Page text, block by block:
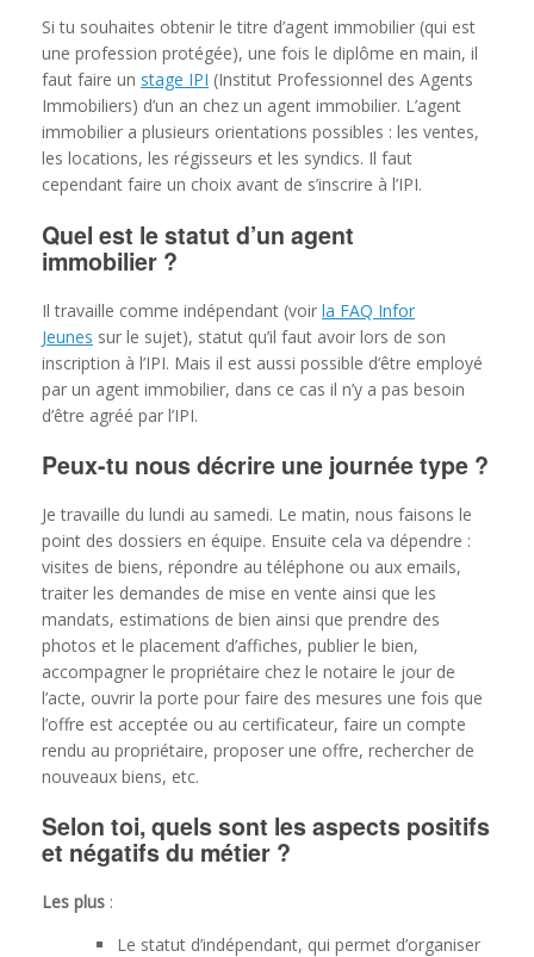
Si tu souhaites obtenir le titre d’agent immobilier (qui est
une profession protégée), une fois le diplôme en main, il
faut faire un stage IPI (Institut Professionnel des Agents
Immobiliers) d’un an chez un agent immobilier. L’agent
immobilier a plusieurs orientations possibles : les ventes,
les locations, les régisseurs et les syndics. Il faut
cependant faire un choix avant de s’inscrire à l’IPI.
Quel est le statut d’un agent
immobilier ?
Il travaille comme indépendant (voir la FAQ Infor
Jeunes sur le sujet), statut qu’il faut avoir lors de son
inscription à l’IPI. Mais il est aussi possible d’être employé
par un agent immobilier, dans ce cas il n’y a pas besoin
d’être agréé par l’IPI.
Peux-tu nous décrire une journée type ?
Je travaille du lundi au samedi. Le matin, nous faisons le
point des dossiers en équipe. Ensuite cela va dépendre :
visites de biens, répondre au téléphone ou aux emails,
traiter les demandes de mise en vente ainsi que les
mandats, estimations de bien ainsi que prendre des
photos et le placement d’affiches, publier le bien,
accompagner le propriétaire chez le notaire le jour de
l’acte, ouvrir la porte pour faire des mesures une fois que
l’offre est acceptée ou au certificateur, faire un compte
rendu au propriétaire, proposer une offre, rechercher de
nouveaux biens, etc.
Selon toi, quels sont les aspects positifs
et négatifs du métier ?
Les plus :
Le statut d’indépendant, qui permet d’organiser